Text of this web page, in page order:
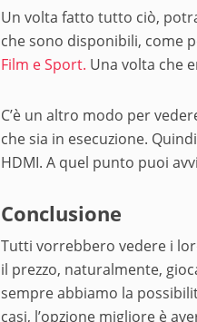
Un volta fatto tutto ciò,
che sono disponibili, come
Film e Sport. Una volta che
C’è un altro modo per
che sia in esecuzione.
HDMI. A quel punto puoi
Conclusione
Tutti vorrebbero vedere i
il prezzo, naturalmente,
sempre abbiamo la
casi, l’opzione migliore è